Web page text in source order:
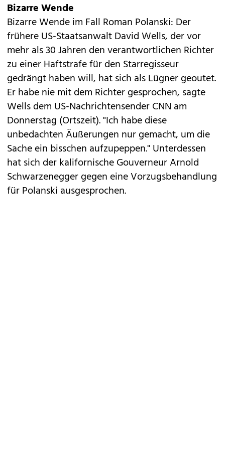
Bizarre Wende
Bizarre Wende im Fall Roman Polanski: Der
frühere US-Staatsanwalt David Wells, der vor
mehr als 30 Jahren den verantwortlichen Richter
zu einer Haftstrafe für den Starregisseur
gedrängt haben will, hat sich als Lügner geoutet.
Er habe nie mit dem Richter gesprochen, sagte
Wells dem US-Nachrichtensender CNN am
Donnerstag (Ortszeit). "Ich habe diese
unbedachten Äußerungen nur gemacht, um die
Sache ein bisschen aufzupeppen." Unterdessen
hat sich der kalifornische Gouverneur Arnold
Schwarzenegger gegen eine Vorzugsbehandlung
für Polanski ausgesprochen.